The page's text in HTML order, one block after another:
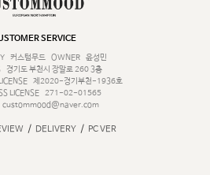
SERVICE
커스텀무드 OWNER
윤성민
경기도 부천시 장말로 260 3층
제2020-경기부천-1936호
LICENSE 271-02-01565
custommood@naver.com
/ DELIVERY / PC VER